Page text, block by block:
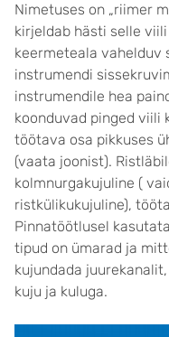
Nimetuses on „riimer
kirjeldab hästi selle
keermeteala vahelduv
instrumendi
instrumendile hea
koonduvad pinged viili
töötava osa pikkuses
(vaata joonist).
kolmnurgakujuline (
ristkülikukujuline),
Pinnatöötlusel
tipud on ümarad ja
kujundada
kuju ja kuluga.